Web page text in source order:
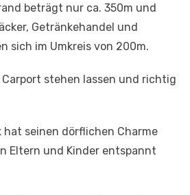
beträgt nur ca. 350m und
Getränkehandel und
sich im Umkreis von 200m.
Carport stehen lassen und richtig
hat seinen dörflichen Charme
Eltern und Kinder entspannt